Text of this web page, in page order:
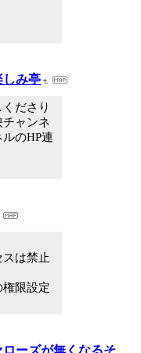
しみ亭
ださり
ャンネ
のHP連
は禁止
限設定
ローズが無くなるそ